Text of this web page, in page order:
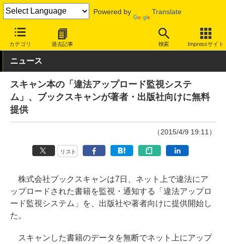
Powered by Translate
カテゴリ 過去記事 検索 Impressサイト
INTERNET Watch トピック 著作権
ニュース
スキャン本の「違法アップロード監視システ
ム」、ブックスキャンが著者・出版社向けに無料
提供
（2015/4/9 19:11）
リスト
株式会社ブックスキャンは7日、ネット上で違法にア
ップロードされた書籍を監視・通知する「違法アップロ
ード監視システム」を、出版社や著者向けに提供開始し
た。
スキャンした書籍のデータを無断でネット上にアップ